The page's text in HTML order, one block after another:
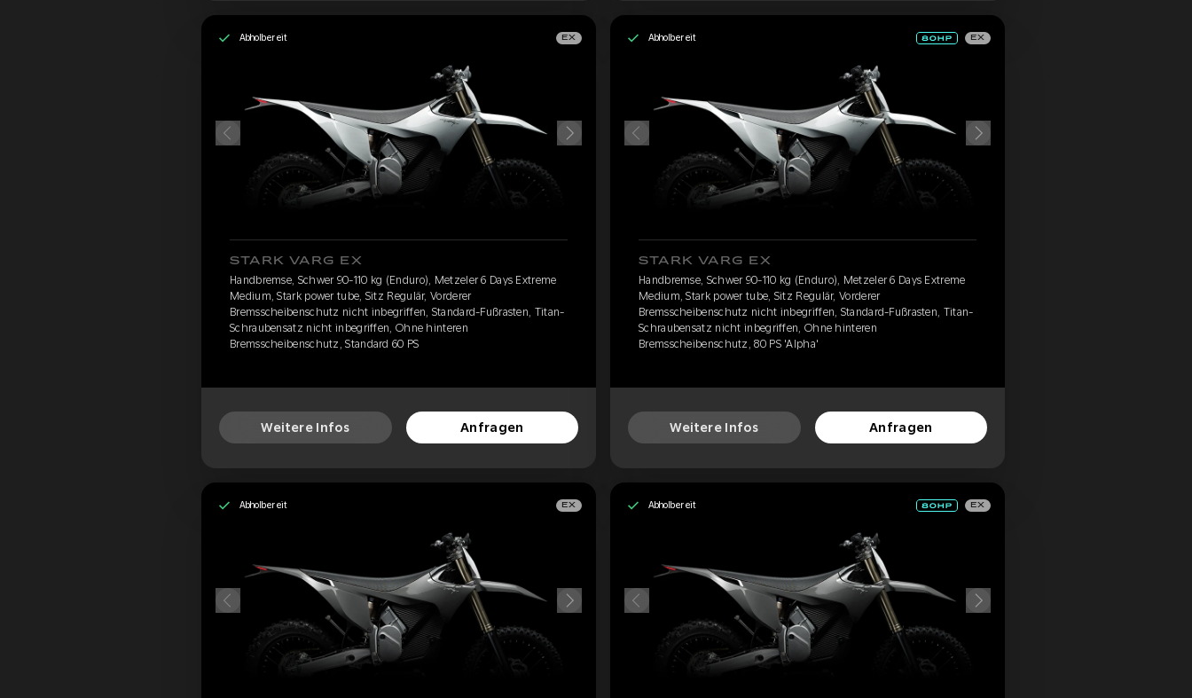
Abholbereit EX
STARK VARG EX
Handbremse, Schwer 90-110 kg (Enduro), Metzeler 6 Days Extreme
Medium, Stark power tube, Sitz Regulär, Vorderer
Bremsscheibenschutz nicht inbegriffen, Standard-Fußrasten, Titan-
Schraubensatz nicht inbegriffen, Ohne hinteren
Bremsscheibenschutz, Standard 60 PS
Weitere Infos Anfragen
Abholbereit EX
STARK VARG EX
Handbremse, Schwer 90-110 kg (Enduro), Metzeler 6 Days Extreme
Medium, Stark power tube, Sitz Regulär, Vorderer
Bremsscheibenschutz nicht inbegriffen, Standard-Fußrasten, Titan-
Schraubensatz nicht inbegriffen, Ohne hinteren
Bremsscheibenschutz, 80 PS 'Alpha'
Weitere Infos Anfragen
Abholbereit EX Abholbereit EX